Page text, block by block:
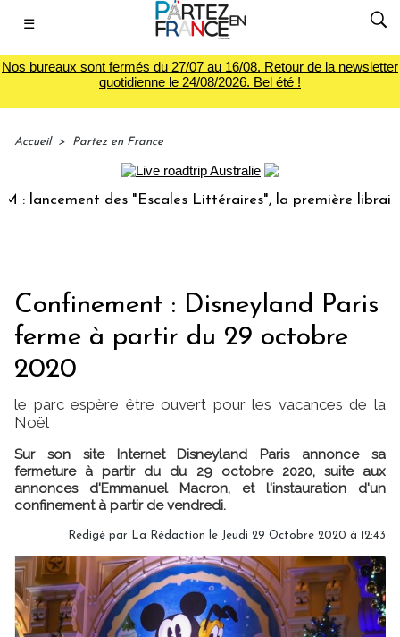
☰
Nos bureaux sont fermés du 27/07 au 16/08. Retour de la newsletter
quotidienne le 24/08/2026. Bel été !
Accueil > Partez en France
des "Escales Littéraires", la première librairie du
Confinement : Disneyland Paris
ferme à partir du 29 octobre
2020
le parc espère être ouvert pour les vacances de la
Noël
Sur son site Internet Disneyland Paris annonce sa
fermeture à partir du du 29 octobre 2020, suite aux
annonces d'Emmanuel Macron, et l'instauration d'un
confinement à partir de vendredi.
Rédigé par La Rédaction le Jeudi 29 Octobre 2020 à 12:43